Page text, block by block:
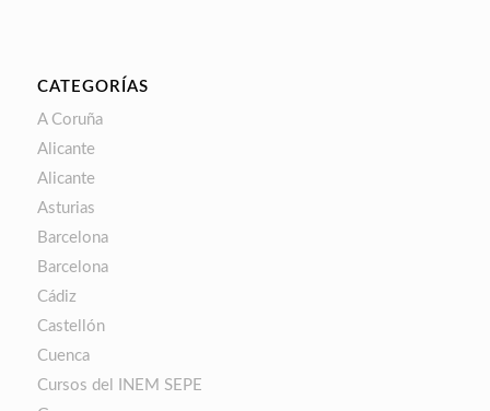
CATEGORÍAS
A Coruña
Alicante
Alicante
Asturias
Barcelona
Barcelona
Cádiz
Castellón
Cuenca
Cursos del INEM SEPE